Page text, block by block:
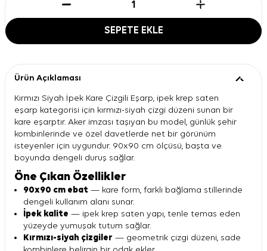
SEPETE EKLE
Ürün Açıklaması
Kırmızı Siyah İpek Kare Çizgili Eşarp, ipek krep saten
eşarp kategorisi için kırmızı-siyah çizgi düzeni sunan bir
kare eşarptır. Aker imzası taşıyan bu model, günlük şehir
kombinlerinde ve özel davetlerde net bir görünüm
isteyenler için uygundur. 90x90 cm ölçüsü, başta ve
boyunda dengeli duruş sağlar.
Öne Çıkan Özellikler
90x90 cm ebat — kare form, farklı bağlama stillerinde
dengeli kullanım alanı sunar.
İpek kalite — ipek krep saten yapı, tenle temas eden
yüzeyde yumuşak tutum sağlar.
Kırmızı-siyah çizgiler — geometrik çizgi düzeni, sade